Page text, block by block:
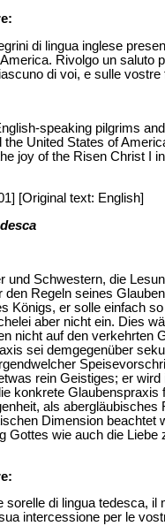
di lingua inglese
Rivolgo un saluto
di voi, e sulle
speaking pilgrims
the United States of
joy of the Risen Christ I
[Original text: English]
und Schwestern, die
den Regeln seines
Königs, er solle einfach
aber nicht ein. Dies
nicht auf den verkehrten
sei demgegenüber
rein Geistiges; er
konkrete Glaubenspraxis
als
Dimension beachtet
Gottes wie auch die
sorelle di lingua tedesca,
intercessione per le